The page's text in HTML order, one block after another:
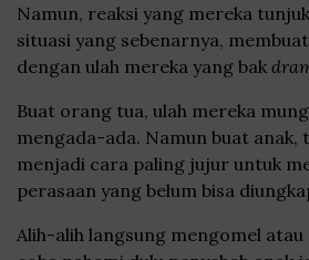
Namun, reaksi yang mereka
situasi yang sebenarnya,
dengan ulah mereka yang bak
Buat orang tua, ulah mereka
mengada-ada. Namun buat anak,
menjadi cara paling jujur untuk
perasaan yang belum bisa
Alih-alih langsung mengomel atau